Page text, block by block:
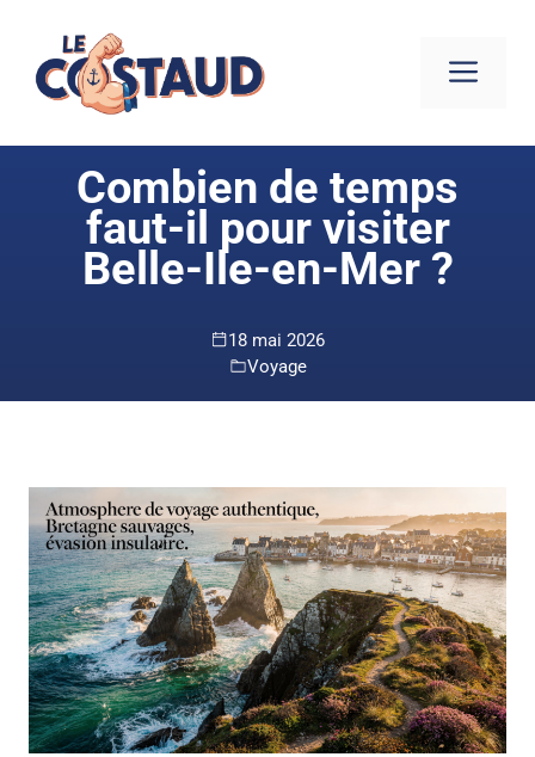
contenu
Combien de temps
faut-il pour visiter
Belle-Ile-en-Mer ?
18 mai 2026
Voyage